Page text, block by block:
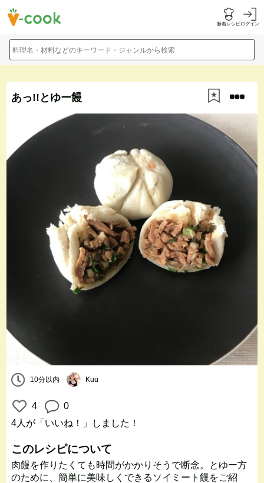
新着レシピログイン
料理名・材料などのキーワード・ジャンルから検索
あっ!!とゆー饅
10分以内 Kuu
4
0
4人 が「いいね！」しました！
このレシピについて
肉饅を作りたくても時間がかかりそうで断念。とゆー方
のために、簡単に美味しくできるソイミート饅をご紹